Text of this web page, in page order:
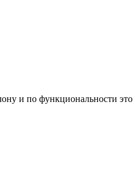
и по функциональности